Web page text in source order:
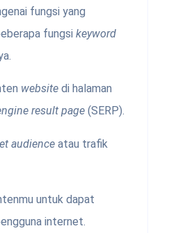
fungsi yang
fungsi keyword
website di halaman
result page (SERP).
audience atau trafik
untuk dapat
internet.